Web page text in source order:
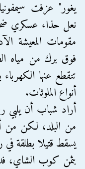
يغور" عزفت
نعل حذاء عسكري
مقومات المعيشة
فوق برك من مياه
تنقطع عنها
أنواع الملوثات.
أراد شباب أن يلبي
من البلد، لكن من
يسقط قتيلا بطلقة
بثمن كوب الشاي،